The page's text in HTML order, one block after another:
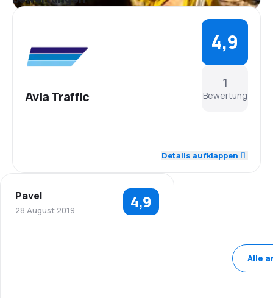
Avia Traffic
1
Bewertung
4,9
Flugnetz
4,0
Details aufklappen
Pavel
28 August 2019 4,9
Alle